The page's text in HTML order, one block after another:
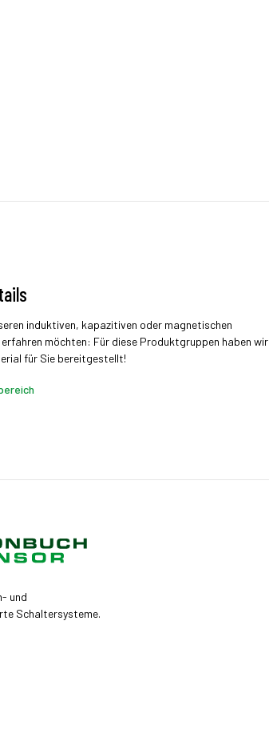
induktiven, kapazitiven oder magnetischen
möchten: Für diese Produktgruppen haben wir
für Sie bereitgestellt!
und
Schaltersysteme.